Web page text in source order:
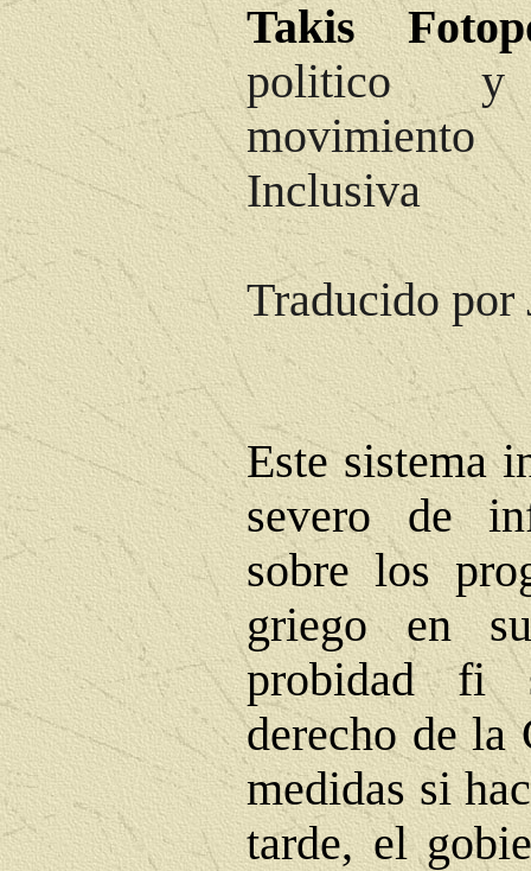
Takis
politico y
Inclusiva
Traducido por
Este sistema
severo de
sobre los
griego en
probidad fi
derecho de la
medidas si
tarde, el